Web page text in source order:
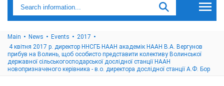
Main News Events
2017
4 квітня 2017 р. директор ННСГБ НААН академік НААН В.А. Вергунов
прибув на Волинь, щоб особисто представити колективу Волинської
державної сільськогосподарської дослідної станції НААН
новопризначеного керівника - в.о. директора дослідної станції А.Ф. Бор